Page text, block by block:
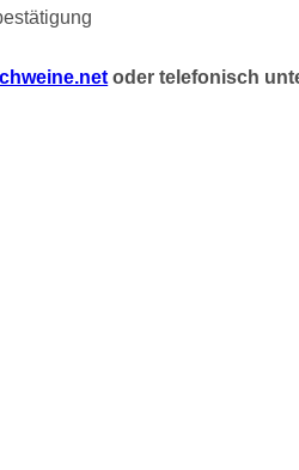
oder telefonisch